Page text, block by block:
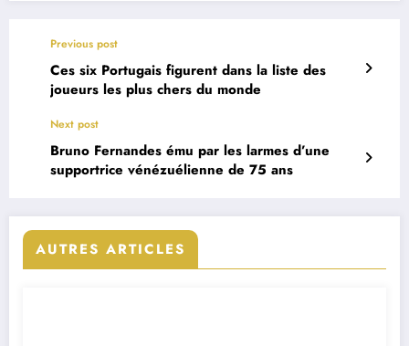
Previous post
Ces six Portugais figurent dans la liste des
joueurs les plus chers du monde
Next post
Bruno Fernandes ému par les larmes d’une
supportrice vénézuélienne de 75 ans
AUTRES ARTICLES